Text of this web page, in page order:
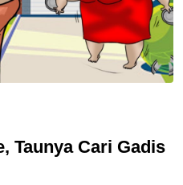
Taunya Cari Gadis